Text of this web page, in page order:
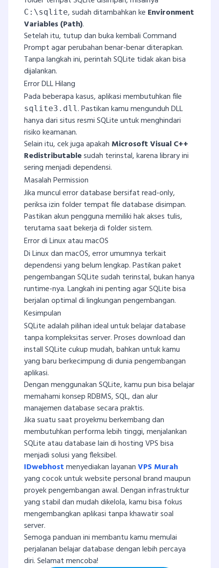
C:\sqlite, sudah ditambahkan ke Environment
Variables (Path).
Setelah itu, tutup dan buka kembali Command
Prompt agar perubahan benar-benar diterapkan.
Tanpa langkah ini, perintah SQLite tidak akan bisa
dijalankan.
Error DLL Hilang
Pada beberapa kasus, aplikasi membutuhkan file
sqlite3.dll . Pastikan kamu mengunduh DLL
hanya dari situs resmi SQLite untuk menghindari
risiko keamanan.
Selain itu, cek juga apakah Microsoft Visual C++
Redistributablesudah terinstal, karena library ini
sering menjadi dependensi.
Masalah Permission
Jika muncul error database bersifat read-only,
periksa izin folder tempat file database disimpan.
Pastikan akun pengguna memiliki hak akses tulis,
terutama saat bekerja di folder sistem.
Error di Linux atau macOS
Di Linux dan macOS, error umumnya terkait
dependensi yang belum lengkap. Pastikan paket
pengembangan SQLite sudah terinstal, bukan hanya
runtime-nya. Langkah ini penting agar SQLite bisa
berjalan optimal di lingkungan pengembangan.
Kesimpulan
SQLite adalah pilihan ideal untuk belajar database
tanpa kompleksitas server. Proses download dan
install SQLite cukup mudah, bahkan untuk kamu
yang baru berkecimpung di dunia pengembangan
aplikasi.
Dengan menggunakan SQLite, kamu pun bisa belajar
memahami konsep RDBMS, SQL, dan alur
manajemen database secara praktis.
Jika suatu saat proyekmu berkembang dan
membutuhkan performa lebih tinggi, menjalankan
SQLite atau database lain di hosting VPS bisa
menjadi solusi yang fleksibel.
IDwebhostmenyediakan layananVPS Murah
yang cocok untuk website personal brand maupun
proyek pengembangan awal. Dengan infrastruktur
yang stabil dan mudah dikelola, kamu bisa fokus
mengembangkan aplikasi tanpa khawatir soal
server.
Semoga panduan ini membantu kamu memulai
perjalanan belajar database dengan lebih percaya
diri. Selamat mencoba!